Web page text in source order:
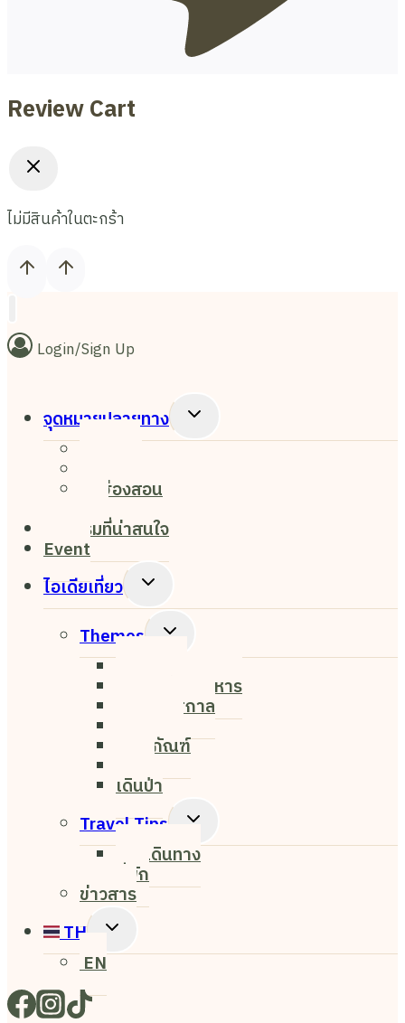
Review Cart
ไม่มีสินค้าในตะกร้า
Login/Sign Up
จุดหมายปลายทาง Toggle
Menu
แม่ฮ่องสอน
กิจกรรมที่น่าสนใจ
Event
ไอเดียเที่ยว
Toggle
Menu
Themes Toggle
ค่าเฟ่&ร้านอาหาร
งาน&เทศกาล
พิพิธภัณฑ์
เดินป่า
Travel Tips
Toggle
Menu
การเดินทาง
ที่พัก
ข่าวสาร
TH
Toggle
Menu
EN